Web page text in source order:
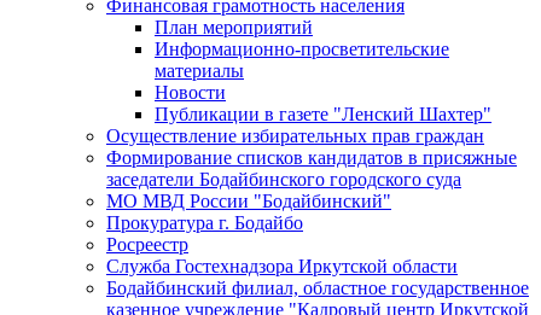
Финансовая грамотность населения
План мероприятий
Информационно-просветительские
материалы
Новости
Публикации в газете "Ленский Шахтер"
Осуществление избирательных прав граждан
Формирование списков кандидатов в присяжные
заседатели Бодайбинского городского суда
МО МВД России "Бодайбинский"
Прокуратура г. Бодайбо
Росреестр
Служба Гостехнадзора Иркутской области
Бодайбинский филиал, областное государственное
казенное учреждение "Кадровый центр Иркутской